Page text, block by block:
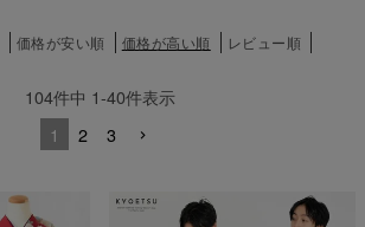
価格が安い順 価格が高い順 レビュー順
104件中 1-40件表示
1
2 3